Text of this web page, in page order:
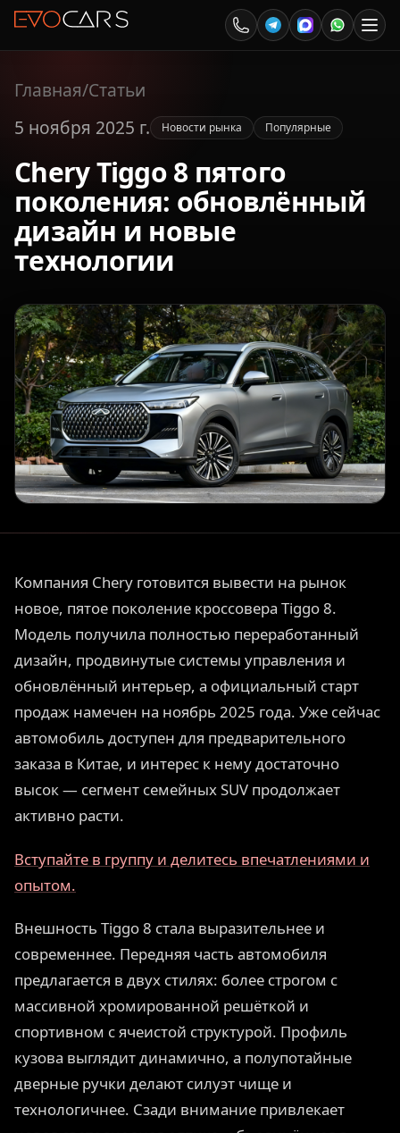
Главная/Статьи
5 ноября 2025 г.
Новости рынка Популярные
Chery Tiggo 8 пятого
поколения: обновлённый
дизайн и новые
технологии
Компания Chery готовится вывести на рынок
новое, пятое поколение кроссовера Tiggo 8.
Модель получила полностью переработанный
дизайн, продвинутые системы управления и
обновлённый интерьер, а официальный старт
продаж намечен на ноябрь 2025 года. Уже сейчас
автомобиль доступен для предварительного
заказа в Китае, и интерес к нему достаточно
высок — сегмент семейных SUV продолжает
активно расти.
Вступайте в группу и делитесь впечатлениями и
опытом.
Внешность Tiggo 8 стала выразительнее и
современнее. Передняя часть автомобиля
предлагается в двух стилях: более строгом с
массивной хромированной решёткой и
спортивном с ячеистой структурой. Профиль
кузова выглядит динамично, а полупотайные
дверные ручки делают силуэт чище и
технологичнее. Сзади внимание привлекает